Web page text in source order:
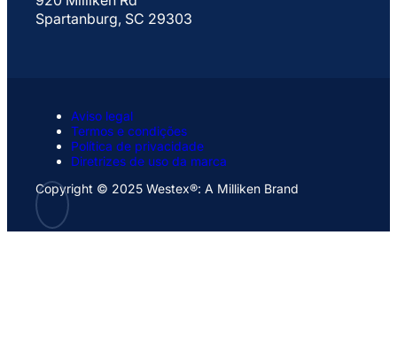
Spartanburg, SC 29303
Aviso legal
Termos e condições
Política de privacidade
Diretrizes de uso da marca
Copyright © 2025 Westex®: A Milliken Brand